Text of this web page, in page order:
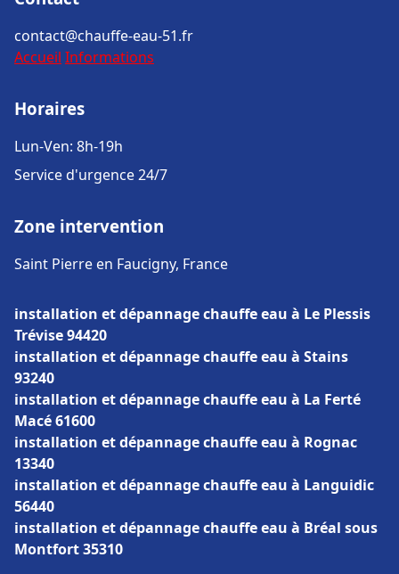
contact@chauffe-eau-51.fr
Accueil Informations
Horaires
Lun-Ven: 8h-19h
Service d'urgence 24/7
Zone intervention
Saint Pierre en Faucigny, France
installation et dépannage chauffe eau à Le Plessis
Trévise 94420
installation et dépannage chauffe eau à Stains
93240
installation et dépannage chauffe eau à La Ferté
Macé 61600
installation et dépannage chauffe eau à Rognac
13340
installation et dépannage chauffe eau à Languidic
56440
installation et dépannage chauffe eau à Bréal sous
Montfort 35310